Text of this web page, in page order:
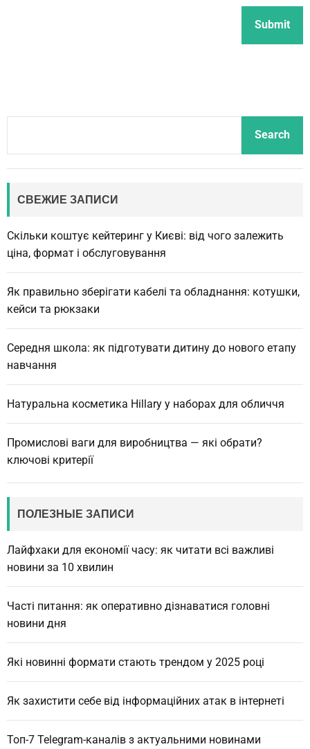
a
Search
СВЕЖИЕ ЗАПИСИ
Скільки коштує кейтеринг у Києві: від чого залежить
ціна, формат і обслуговування
Як правильно зберігати кабелі та обладнання: котушки,
кейси та рюкзаки
Середня школа: як підготувати дитину до нового етапу
навчання
Натуральна косметика Hillary у наборах для обличчя
Промислові ваги для виробництва — які обрати?
ключові критерії
ПОЛЕЗНЫЕ ЗАПИСИ
Лайфхаки для економії часу: як читати всі важливі
новини за 10 хвилин
Часті питання: як оперативно дізнаватися головні
новини дня
Які новинні формати стають трендом у 2025 році
Як захистити себе від інформаційних атак в інтернеті
Топ-7 Telegram-каналів з актуальними новинами